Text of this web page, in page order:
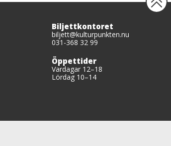
Biljettkontoret
biljett@kulturpunkten.nu
031-368 32 99
Öppettider
Vardagar 12–18
Lördag 10–14